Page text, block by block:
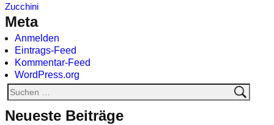
Zucchini
Meta
Anmelden
Eintrags-Feed
Kommentar-Feed
WordPress.org
Neueste Beiträge